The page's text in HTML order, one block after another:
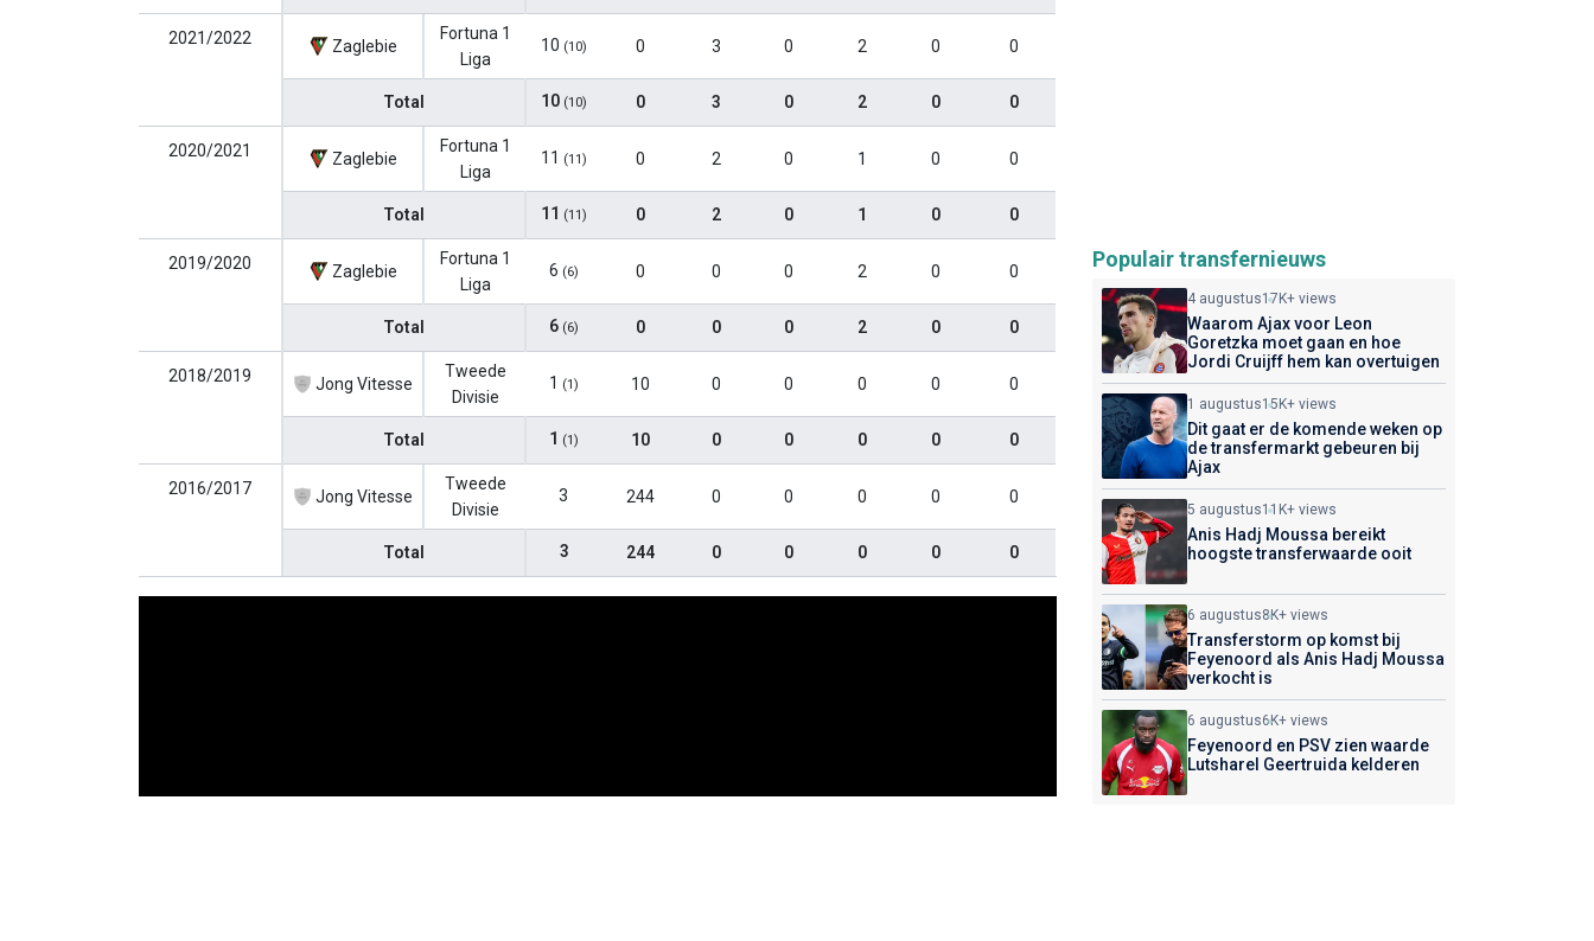
2021/2022 Zaglebie
Fortuna 1
Liga
10 (10) 0 3 0 2 0 0
Total 10 (10) 0 3 0 2 0 0
2020/2021 Zaglebie
Fortuna 1
Liga
11 (11) 0 2 0 1 0 0
Total 11 (11) 0 2 0 1 0 0
2019/2020 Zaglebie
Fortuna 1
Liga
6 (6) 0 0 0 2 0 0
Total 6 (6) 0 0 0 2 0 0
2018/2019 Jong Vitesse
Tweede
Divisie
1 (1) 10 0 0 0 0 0
Total 1 (1) 10 0 0 0 0 0
2016/2017 Jong Vitesse
Tweede
Divisie
3 244 0 0 0 0 0
Total 3 244 0 0 0 0 0
Populair transfernieuws
4 augustus17K+ views
Waarom Ajax voor Leon
Goretzka moet gaan en hoe
Jordi Cruijff hem kan overtuigen
1 augustus15K+ views
Dit gaat er de komende weken op
de transfermarkt gebeuren bij
Ajax
5 augustus11K+ views
Anis Hadj Moussa bereikt
hoogste transferwaarde ooit
6 augustus8K+ views
Transferstorm op komst bij
Feyenoord als Anis Hadj Moussa
verkocht is
6 augustus6K+ views
Feyenoord en PSV zien waarde
Lutsharel Geertruida kelderen